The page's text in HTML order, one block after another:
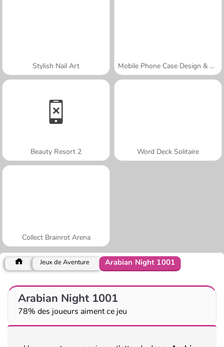
Stylish Nail Art Mobile Phone Case Design & DIY
Beauty Resort 2 Word Deck Solitaire
Collect Brainrot Arena
Jeux de Aventure Arabian Night 1001
Arabian Night 1001
78% des joueurs aiment ce jeu